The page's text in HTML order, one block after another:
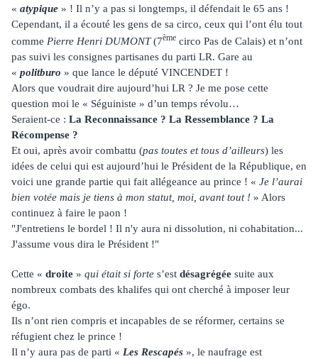
« atypique » ! Il n’y a pas si longtemps, il défendait le 65 ans !
Cependant, il a écouté les gens de sa circo, ceux qui l’ont élu tout
comme Pierre Henri DUMONT(7ème circo Pas de Calais) et n’ont
pas suivi les consignes partisanes du parti LR. Gare au
« politburo » que lance le député VINCENDET !
Alors que voudrait dire aujourd’hui LR ? Je me pose cette
question moi le « Séguiniste » d’un temps révolu…
Seraient-ce : La Reconnaissance ? La Ressemblance ? La
Récompense ?
Et oui, après avoir combattu (pas toutes et tous d’ailleurs) les
idées de celui qui est aujourd’hui le Président de la République, en
voici une grande partie qui fait allégeance au prince ! « Je l’aurai
bien votée mais je tiens à mon statut, moi, avant tout ! » Alors
continuez à faire le paon !
"J'entretiens le bordel ! Il n'y aura ni dissolution, ni cohabitation...
J'assume vous dira le Président !"
Cette « droite » qui était si forte s’est désagrégée suite aux
nombreux combats des khalifes qui ont cherché à imposer leur
égo.
Ils n’ont rien compris et incapables de se réformer, certains se
réfugient chez le prince !
Il n’y aura pas de parti « Les Rescapés », le naufrage est